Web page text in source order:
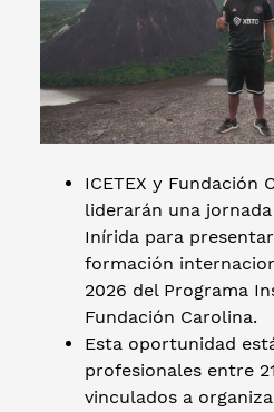
ICETEX y Fundación
liderarán una
Inírida para
formación
2026 del Programa
Fundación Carolina.
Esta oportunidad
profesionales entre
vinculados a